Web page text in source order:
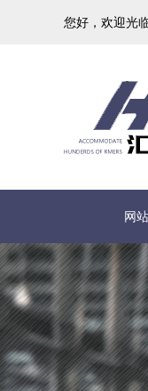
您好，欢迎光
网